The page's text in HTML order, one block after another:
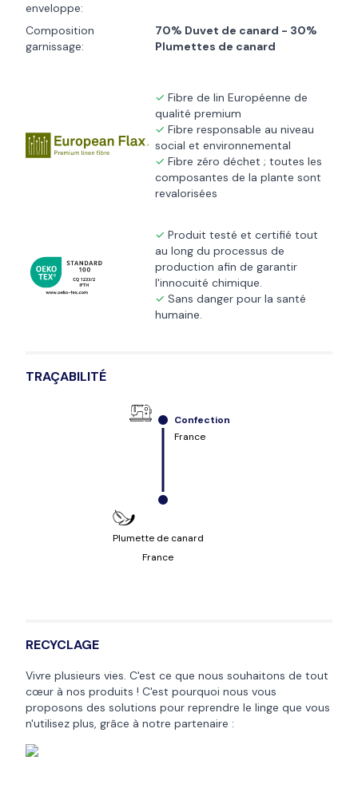
enveloppe:
Composition
garnissage:
70% Duvet de canard - 30%
Plumettes de canard
Fibre de lin Européenne de
qualité premium
Fibre responsable au niveau
social et environnemental
Fibre zéro déchet ; toutes les
composantes de la plante sont
revalorisées
Produit testé et certifié tout
au long du processus de
production afin de garantir
l'innocuité chimique.
Sans danger pour la santé
humaine.
TRAÇABILITÉ
Confection
France
Plumette de canard
France
RECYCLAGE
Vivre plusieurs vies. C'est ce que nous souhaitons de tout
cœur à nos produits ! C'est pourquoi nous vous
proposons des solutions pour reprendre le linge que vous
n'utilisez plus, grâce à notre partenaire :